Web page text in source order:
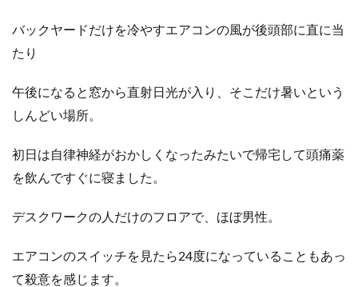
バックヤードだけを冷やすエアコンの風が後頭部に直に当
たり
午後になると窓から直射日光が入り、そこだけ暑いという
しんどい場所。
初日は自律神経がおかしくなったみたいで帰宅して頭痛薬
を飲んですぐに寝ました。
デスクワークの人だけのフロアで、ほぼ男性。
エアコンのスイッチを見たら24度になっていることもあっ
て殺意を感じます。